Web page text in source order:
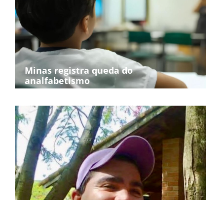
Minas registra queda do
analfabetismo